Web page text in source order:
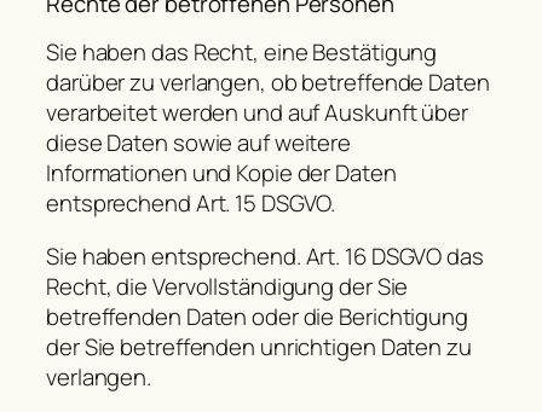
Sie haben das Recht, eine Bestätigung
darüber zu verlangen, ob betreffende Daten
verarbeitet werden und auf Auskunft über
diese Daten sowie auf weitere
Informationen und Kopie der Daten
entsprechend Art. 15 DSGVO.
Sie haben entsprechend. Art. 16 DSGVO das
Recht, die Vervollständigung der Sie
betreffenden Daten oder die Berichtigung
der Sie betreffenden unrichtigen Daten zu
verlangen.